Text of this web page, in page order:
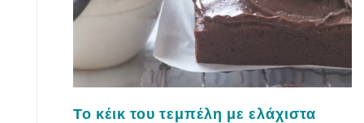
Το κέικ του τεμπέλη με ελάχιστα